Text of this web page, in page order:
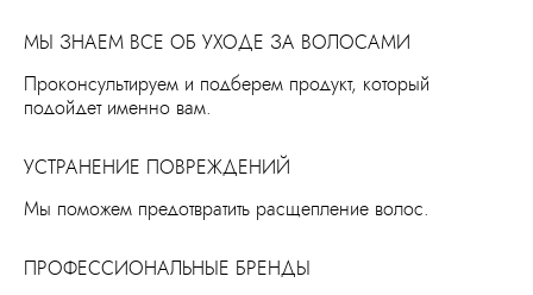
МЫ ЗНАЕМ ВСЕ ОБ УХОДЕ ЗА ВОЛОСАМИ
Проконсультируем и подберем продукт, который
подойдет именно вам.
УСТРАНЕНИЕ ПОВРЕЖДЕНИЙ
Мы поможем предотвратить расщепление волос.
ПРОФЕССИОНАЛЬНЫЕ БРЕНДЫ